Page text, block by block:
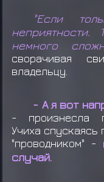
"Если
немного
сворачивая
владельцу.
- А я вот
- произнесла
Учиха спускаясь
"проводником" -
случай.